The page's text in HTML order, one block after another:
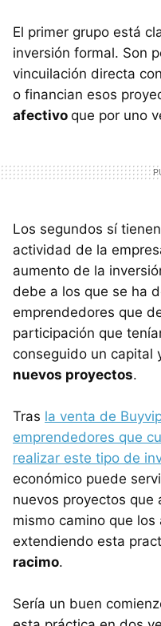
El primer grupo está
inversión formal. Son
vincuilación directa
o financian esos
afectivo que por uno
Los segundos sí
actividad de la
aumento de la
debe a los que se ha
emprendedores que
participación que
conseguido un capital
nuevos proyectos.
Tras la venta de
emprendedores que
realizar este tipo de
económico puede
nuevos proyectos que
mismo camino que los
extendiendo esta
racimo.
Sería un buen